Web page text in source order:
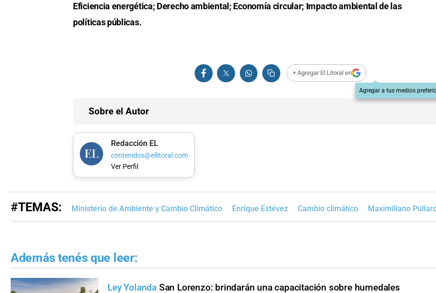
Eficiencia energética; Derecho ambiental; Economía circular; Impacto ambiental de las
políticas públicas.
+ Agregar El Litoral en
Agregar a tus medios
Sobre el Autor
Redacción EL
contenidos@ellitoral.com
Ver Perfil
#TEMAS: Ministerio de Ambiente y Cambio Climático Enrique Estévez Cambio climático Maximiliano
Además tenés que leer:
Ley Yolanda San Lorenzo: brindarán una capacitación sobre humedales